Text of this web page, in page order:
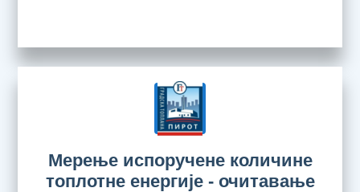
Мерење испоручене количине
топлотне енергије - очитавање